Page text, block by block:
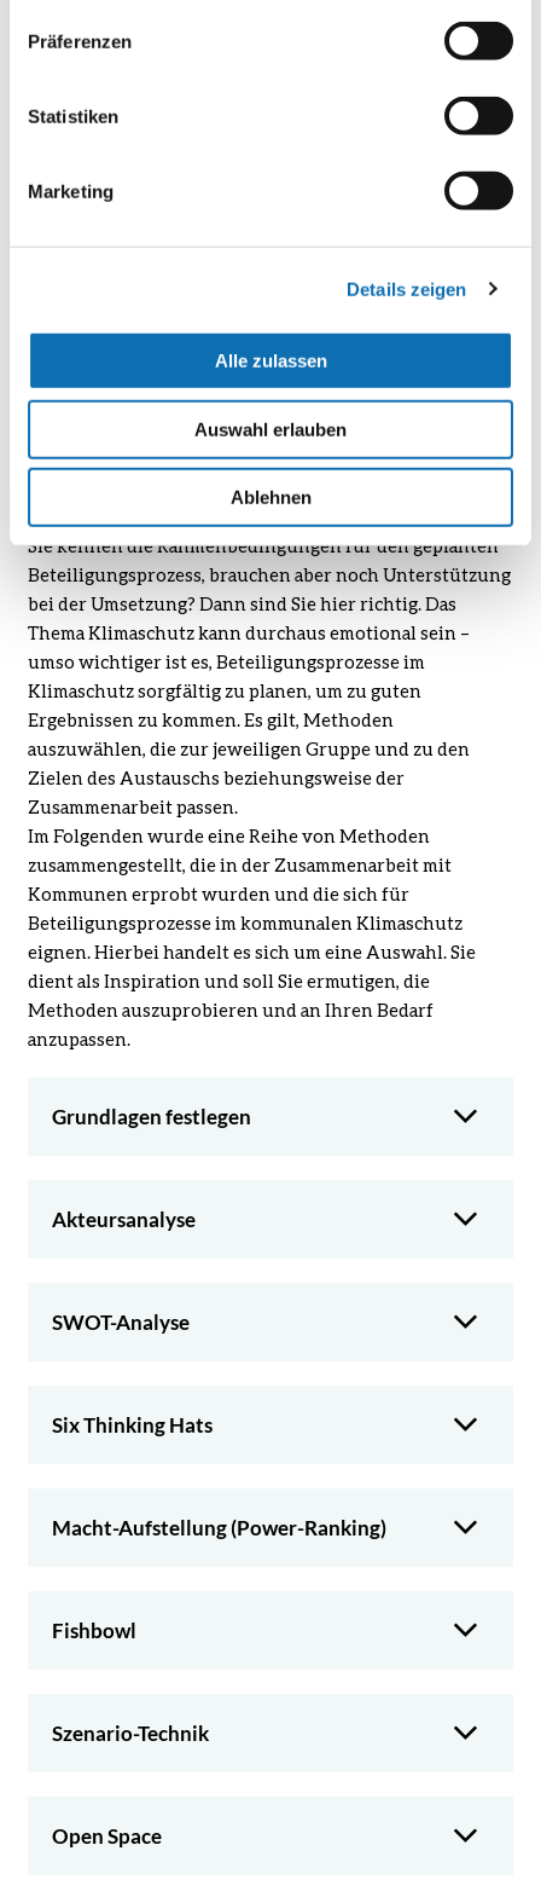
Präferenzen
Statistiken
Marketing
Details zeigen
Alle zulassen
Auswahl erlauben
Ablehnen
Alles neu? Umbruchprozesse nutzen und
Zusammenarbeit von A bis Z: Multi-
Akteurs-Partnerschaften aufbauen und
Konflikte bearbeiten
Methoden zur Umsetzung des
Beteiligungsprozesses
Sie kennen die Rahmenbedingungen für den geplanten
Beteiligungsprozess, brauchen aber noch Unterstützung
bei der Umsetzung? Dann sind Sie hier richtig. Das
Thema Klimaschutz kann durchaus emotional sein –
umso wichtiger ist es, Beteiligungsprozesse im
Klimaschutz sorgfältig zu planen, um zu guten
Ergebnissen zu kommen. Es gilt, Methoden
auszuwählen, die zur jeweiligen Gruppe und zu den
Zielen des Austauschs beziehungsweise der
Zusammenarbeit passen.
Im Folgenden wurde eine Reihe von Methoden
zusammengestellt, die in der Zusammenarbeit mit
Kommunen erprobt wurden und die sich für
Beteiligungsprozesse im kommunalen Klimaschutz
eignen. Hierbei handelt es sich um eine Auswahl. Sie
dient als Inspiration und soll Sie ermutigen, die
Methoden auszuprobieren und an Ihren Bedarf
anzupassen.
Grundlagen festlegen
Akteursanalyse
SWOT-Analyse
Six Thinking Hats
Macht-Aufstellung (Power-Ranking)
Fishbowl
Szenario-Technik
Open Space